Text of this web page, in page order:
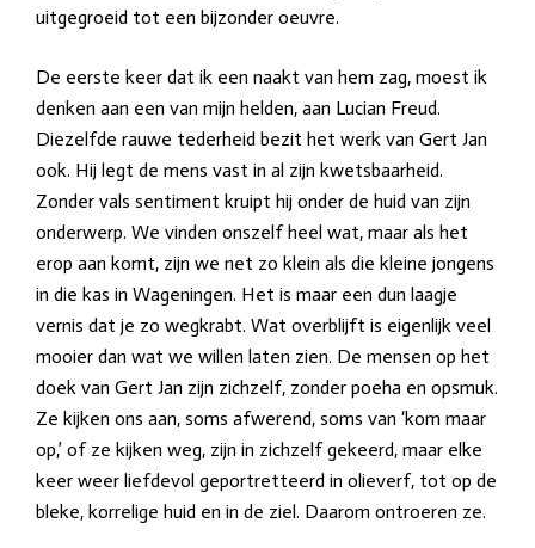
uitgegroeid tot een bijzonder oeuvre.
De eerste keer dat ik een naakt van hem zag, moest ik
denken aan een van mijn helden, aan Lucian Freud.
Diezelfde rauwe tederheid bezit het werk van Gert Jan
ook. Hij legt de mens vast in al zijn kwetsbaarheid.
Zonder vals sentiment kruipt hij onder de huid van zijn
onderwerp. We vinden onszelf heel wat, maar als het
erop aan komt, zijn we net zo klein als die kleine jongens
in die kas in Wageningen. Het is maar een dun laagje
vernis dat je zo wegkrabt. Wat overblijft is eigenlijk veel
mooier dan wat we willen laten zien. De mensen op het
doek van Gert Jan zijn zichzelf, zonder poeha en opsmuk.
Ze kijken ons aan, soms afwerend, soms van ‘kom maar
op,’ of ze kijken weg, zijn in zichzelf gekeerd, maar elke
keer weer liefdevol geportretteerd in olieverf, tot op de
bleke, korrelige huid en in de ziel. Daarom ontroeren ze.